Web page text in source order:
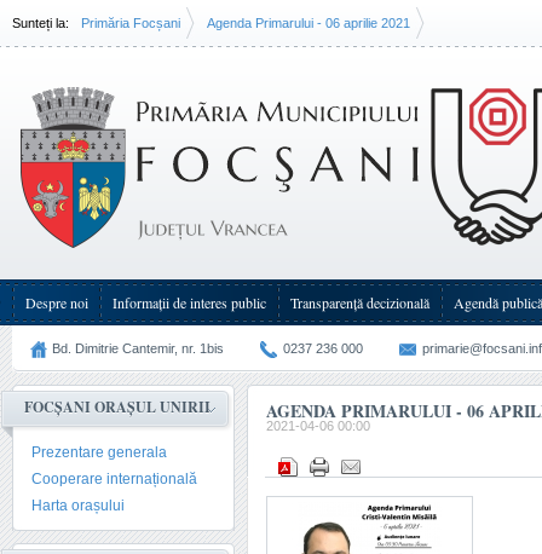
Sunteți la: Primăria Focșani Agenda Primarului - 06 aprilie 2021
Despre noi Informații de interes public Transparenţă decizională Agendă publică
Bd. Dimitrie Cantemir, nr. 1bis 0237 236 000
FOCȘANI ORAȘUL UNIRII
Prezentare generala
Cooperare internațională
Harta orașului
AGENDA PRIMARULUI - 06
2021-04-06 00:00